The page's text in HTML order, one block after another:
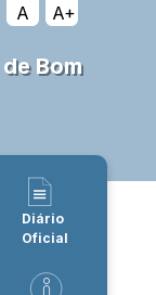
A A+
Bom
Diário
Oficial